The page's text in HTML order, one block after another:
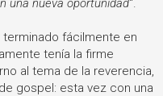
una nueva oportunidad".
fácilmente en
tenía la firme
al tema de la reverencia,
gospel: esta vez con una